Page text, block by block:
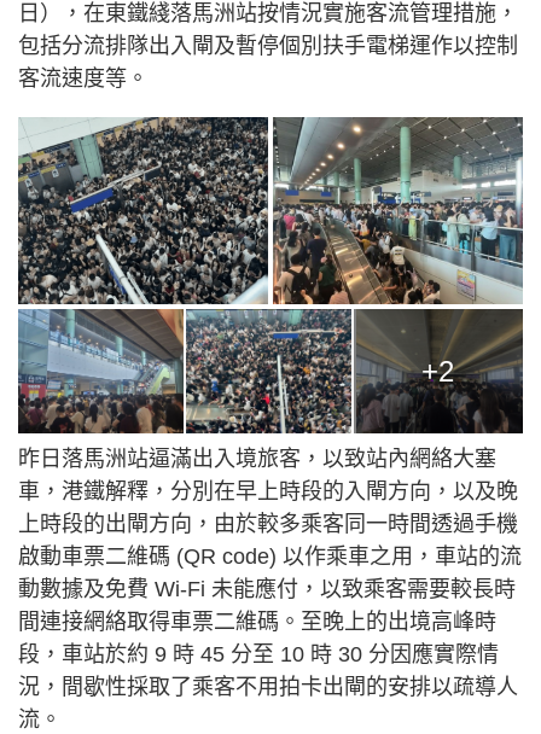
日），在東鐵綫落馬洲站按情況實施客流管理措施，
包括分流排隊出入閘及暫停個別扶手電梯運作以控制
客流速度等。
+2
昨日落馬洲站逼滿出入境旅客，以致站內網絡大塞
車，港鐵解釋，分別在早上時段的入閘方向，以及晚
上時段的出閘方向，由於較多乘客同一時間透過手機
啟動車票二維碼 (QR code) 以作乘車之用，車站的流
動數據及免費 Wi-Fi 未能應付，以致乘客需要較長時
間連接網絡取得車票二維碼。至晚上的出境高峰時
段，車站於約 9 時 45 分至 10 時 30 分因應實際情
況，間歇性採取了乘客不用拍卡出閘的安排以疏導人
流。